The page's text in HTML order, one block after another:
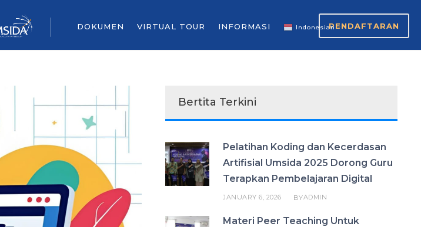
DOKUMEN VIRTUAL TOUR INFORMASI Indonesian ▼
PENDAFTARAN
Bertita Terkini
Pelatihan Koding dan Kecerdasan
Artifisial Umsida 2025 Dorong Guru
Terapkan Pembelajaran Digital
JANUARY 6, 2026 BYADMIN
Materi Peer Teaching Untuk